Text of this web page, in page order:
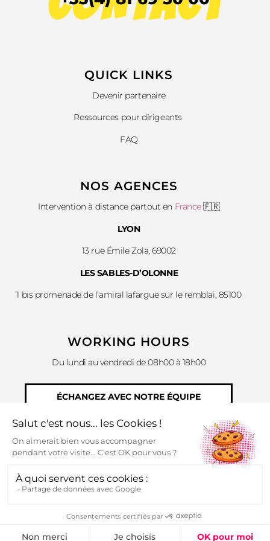
QUICK LINKS​
Devenir partenaire
Ressources pour dirigeants
FAQ
NOS AGENCES
Intervention à distance partout en France🇫🇷
LYON
13 rue Émile Zola, 69002
LES SABLES-D’OLONNE
1 bis promenade de l’amiral lafargue sur le remblai, 85100
WORKING HOURS
Du lundi au vendredi de 08h00 à 18h00
ÉCHANGEZ AVEC NOTRE ÉQUIPE